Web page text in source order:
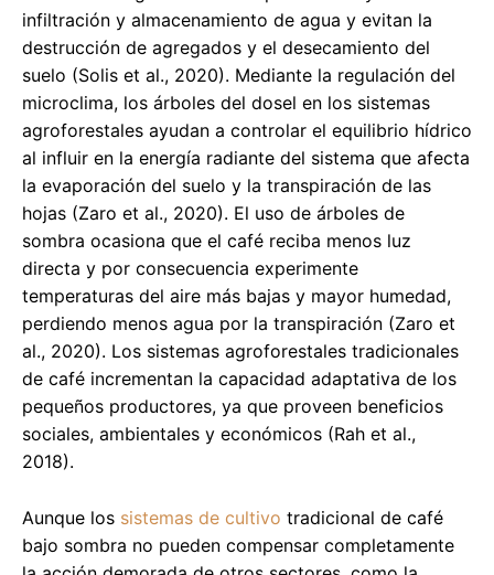
infiltración y almacenamiento de agua y evitan la
destrucción de agregados y el desecamiento del
suelo (Solis et al., 2020). Mediante la regulación del
microclima, los árboles del dosel en los sistemas
agroforestales ayudan a controlar el equilibrio hídrico
al influir en la energía radiante del sistema que afecta
la evaporación del suelo y la transpiración de las
hojas (Zaro et al., 2020). El uso de árboles de
sombra ocasiona que el café reciba menos luz
directa y por consecuencia experimente
temperaturas del aire más bajas y mayor humedad,
perdiendo menos agua por la transpiración (Zaro et
al., 2020). Los sistemas agroforestales tradicionales
de café incrementan la capacidad adaptativa de los
pequeños productores, ya que proveen beneficios
sociales, ambientales y económicos (Rah et al.,
2018).
Aunque los sistemas de cultivo tradicional de café
bajo sombra no pueden compensar completamente